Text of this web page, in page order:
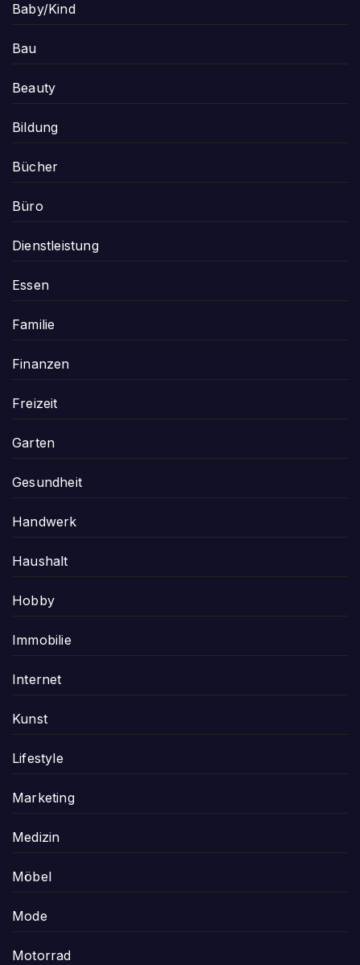
Baby/Kind
Bau
Beauty
Bildung
Bücher
Büro
Dienstleistung
Essen
Familie
Finanzen
Freizeit
Garten
Gesundheit
Handwerk
Haushalt
Hobby
Immobilie
Internet
Kunst
Lifestyle
Marketing
Medizin
Möbel
Mode
Motorrad